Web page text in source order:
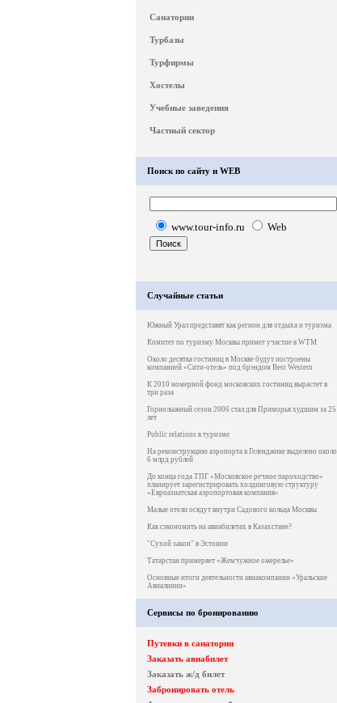
Санатории
Турбазы
Турфирмы
Хостелы
Учебные заведения
Частный сектор
Поиск по сайту и WEB
www.tour-info.ru Web
Случайные статьи
Южный Урал представят как регион для отдыха и туризма
Комитет по туризму Москвы примет участие в WTM
Около десятка гостиниц в Москве будут построены
компанией «Сити-отель» под брэндом Best Western
К 2010 номерной фонд московских гостиниц вырастет в
три раза
Горнолыжный сезон 2006 стал для Приморья худшим за 25
лет
Public relations в туризме
На реконструкцию аэропорта в Геленджике выделено около
6 млрд рублей
До конца года ТПГ «Московское речное пароходство»
планирует зарегистрировать холдинговую структуру
«Евроазиатская аэропортовая компания»
Малые отели осядут внутри Садового кольца Москвы
Как сэкономить на авиабилетах в Казахстане?
"Cухой закон" в Эстонии
Татарстан примеряет «Жемчужное ожерелье»
Основные итоги деятельности авиакомпании «Уральские
Авиалинии»
Сервисы по бронированию
Путевки в санатории
Заказать авиабилет
Заказать ж/д билет
Забронировать отель